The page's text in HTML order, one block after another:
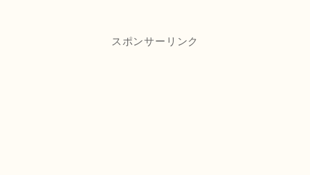
スポンサーリンク